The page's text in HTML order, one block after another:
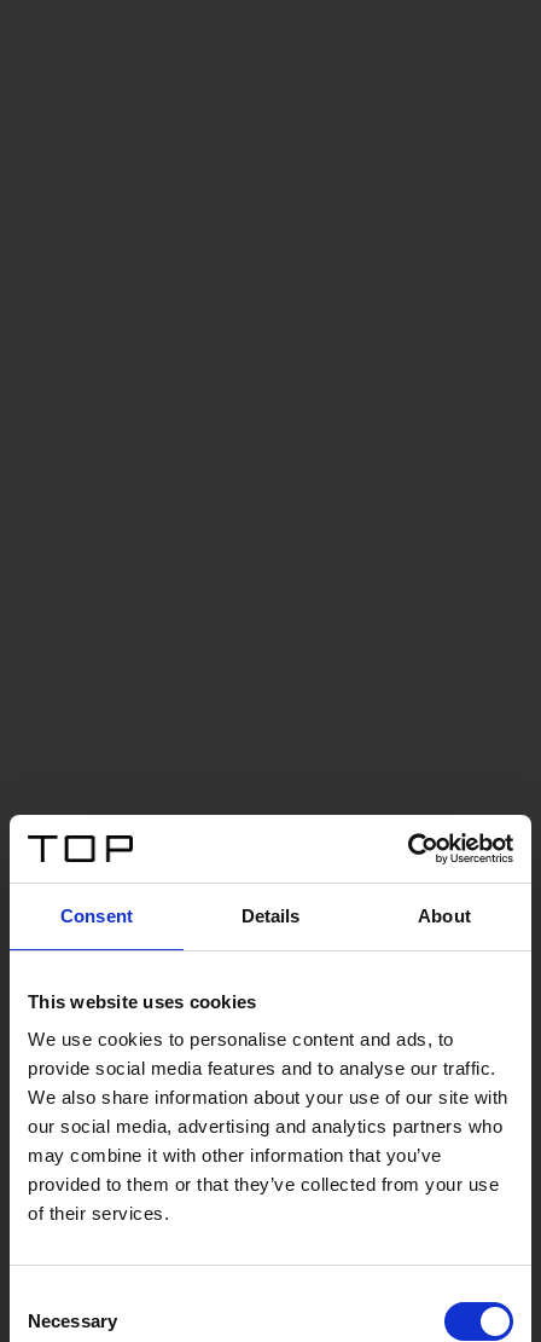
Consent Details About
This website uses cookies
We use cookies to personalise content and ads, to
provide social media features and to analyse our traffic.
We also share information about your use of our site with
our social media, advertising and analytics partners who
may combine it with other information that you’ve
provided to them or that they’ve collected from your use
of their services.
Selection
Necessary